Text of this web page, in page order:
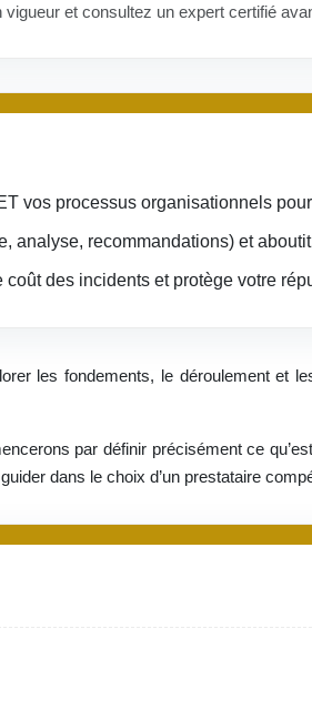
et consultez un expert certifié
vos processus organisationnels
analyse, recommandations) et
des incidents et protège votre
les fondements, le déroulement et
par définir précisément ce
dans le choix d’un prestataire